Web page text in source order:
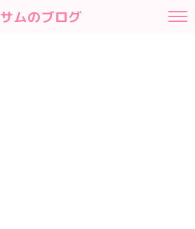
サムのブログ